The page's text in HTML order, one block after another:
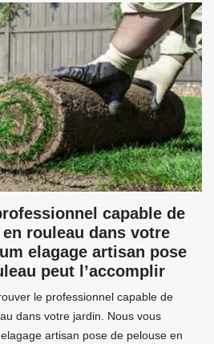
capable de
rouleau dans votre
elagage artisan pose
peut l’accomplir
le professionnel capable de
dans votre jardin. Nous vous
artisan pose de pelouse en